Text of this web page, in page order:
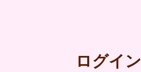
ログイン